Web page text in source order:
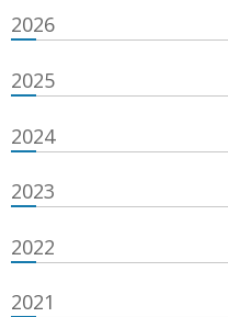
2026
2025
2024
2023
2022
2021